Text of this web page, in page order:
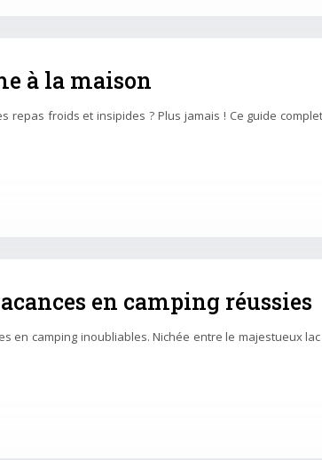
à la maison
froids et insipides ? Plus jamais ! Ce guide
en camping réussies
camping inoubliables. Nichée entre le majestueux lac